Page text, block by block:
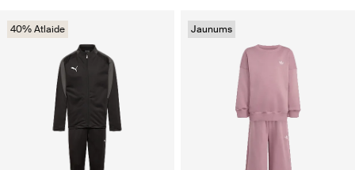
40% Atlaide Jaunums